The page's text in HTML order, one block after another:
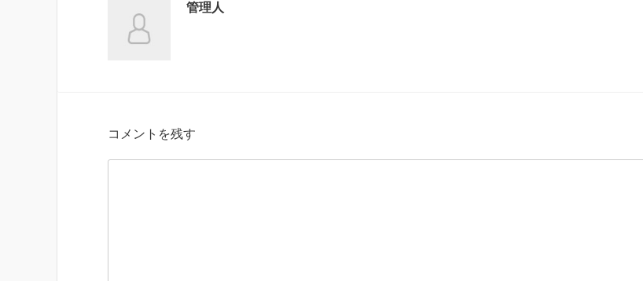
管理人
コメントを残す